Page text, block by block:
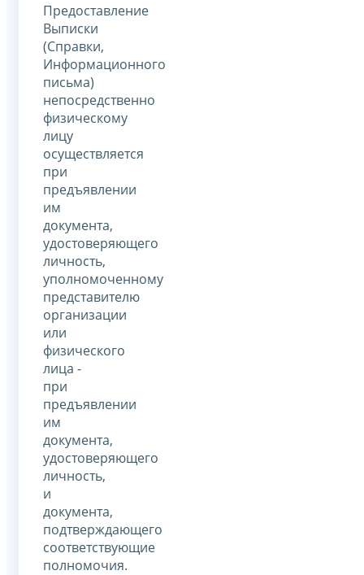
Предоставление
Выписки
(Справки,
Информационного
письма)
непосредственно
физическому
лицу
осуществляется
при
предъявлении
им
документа,
удостоверяющего
личность,
уполномоченному
представителю
организации
или
физического
лица -
при
предъявлении
им
документа,
удостоверяющего
личность,
и
документа,
подтверждающего
соответствующие
полномочия.